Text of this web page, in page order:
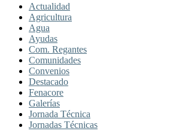
Actualidad
Agricultura
Agua
Ayudas
Com. Regantes
Comunidades
Convenios
Destacado
Fenacore
Galerías
Jornada Técnica
Jornadas Técnicas